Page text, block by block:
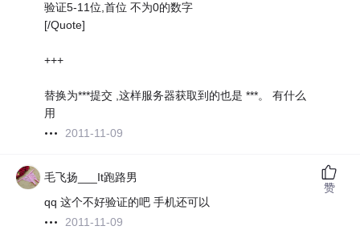
验证5-11位,首位 不为0的数字
[/Quote]
+++
替换为***提交 ,这样服务器获取到的也是 ***。 有什么
用
2011-11-09
毛飞扬___It跑路男
qq 这个不好验证的吧 手机还可以
2011-11-09
赞